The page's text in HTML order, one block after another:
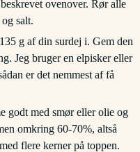
ovenover. Rør alle
salt.
g af din surdej i. Gem den
Jeg bruger en elpisker eller
er det nemmest af få
godt med smør eller olie og
omkring 60-70%, altså
flere kerner på toppen.